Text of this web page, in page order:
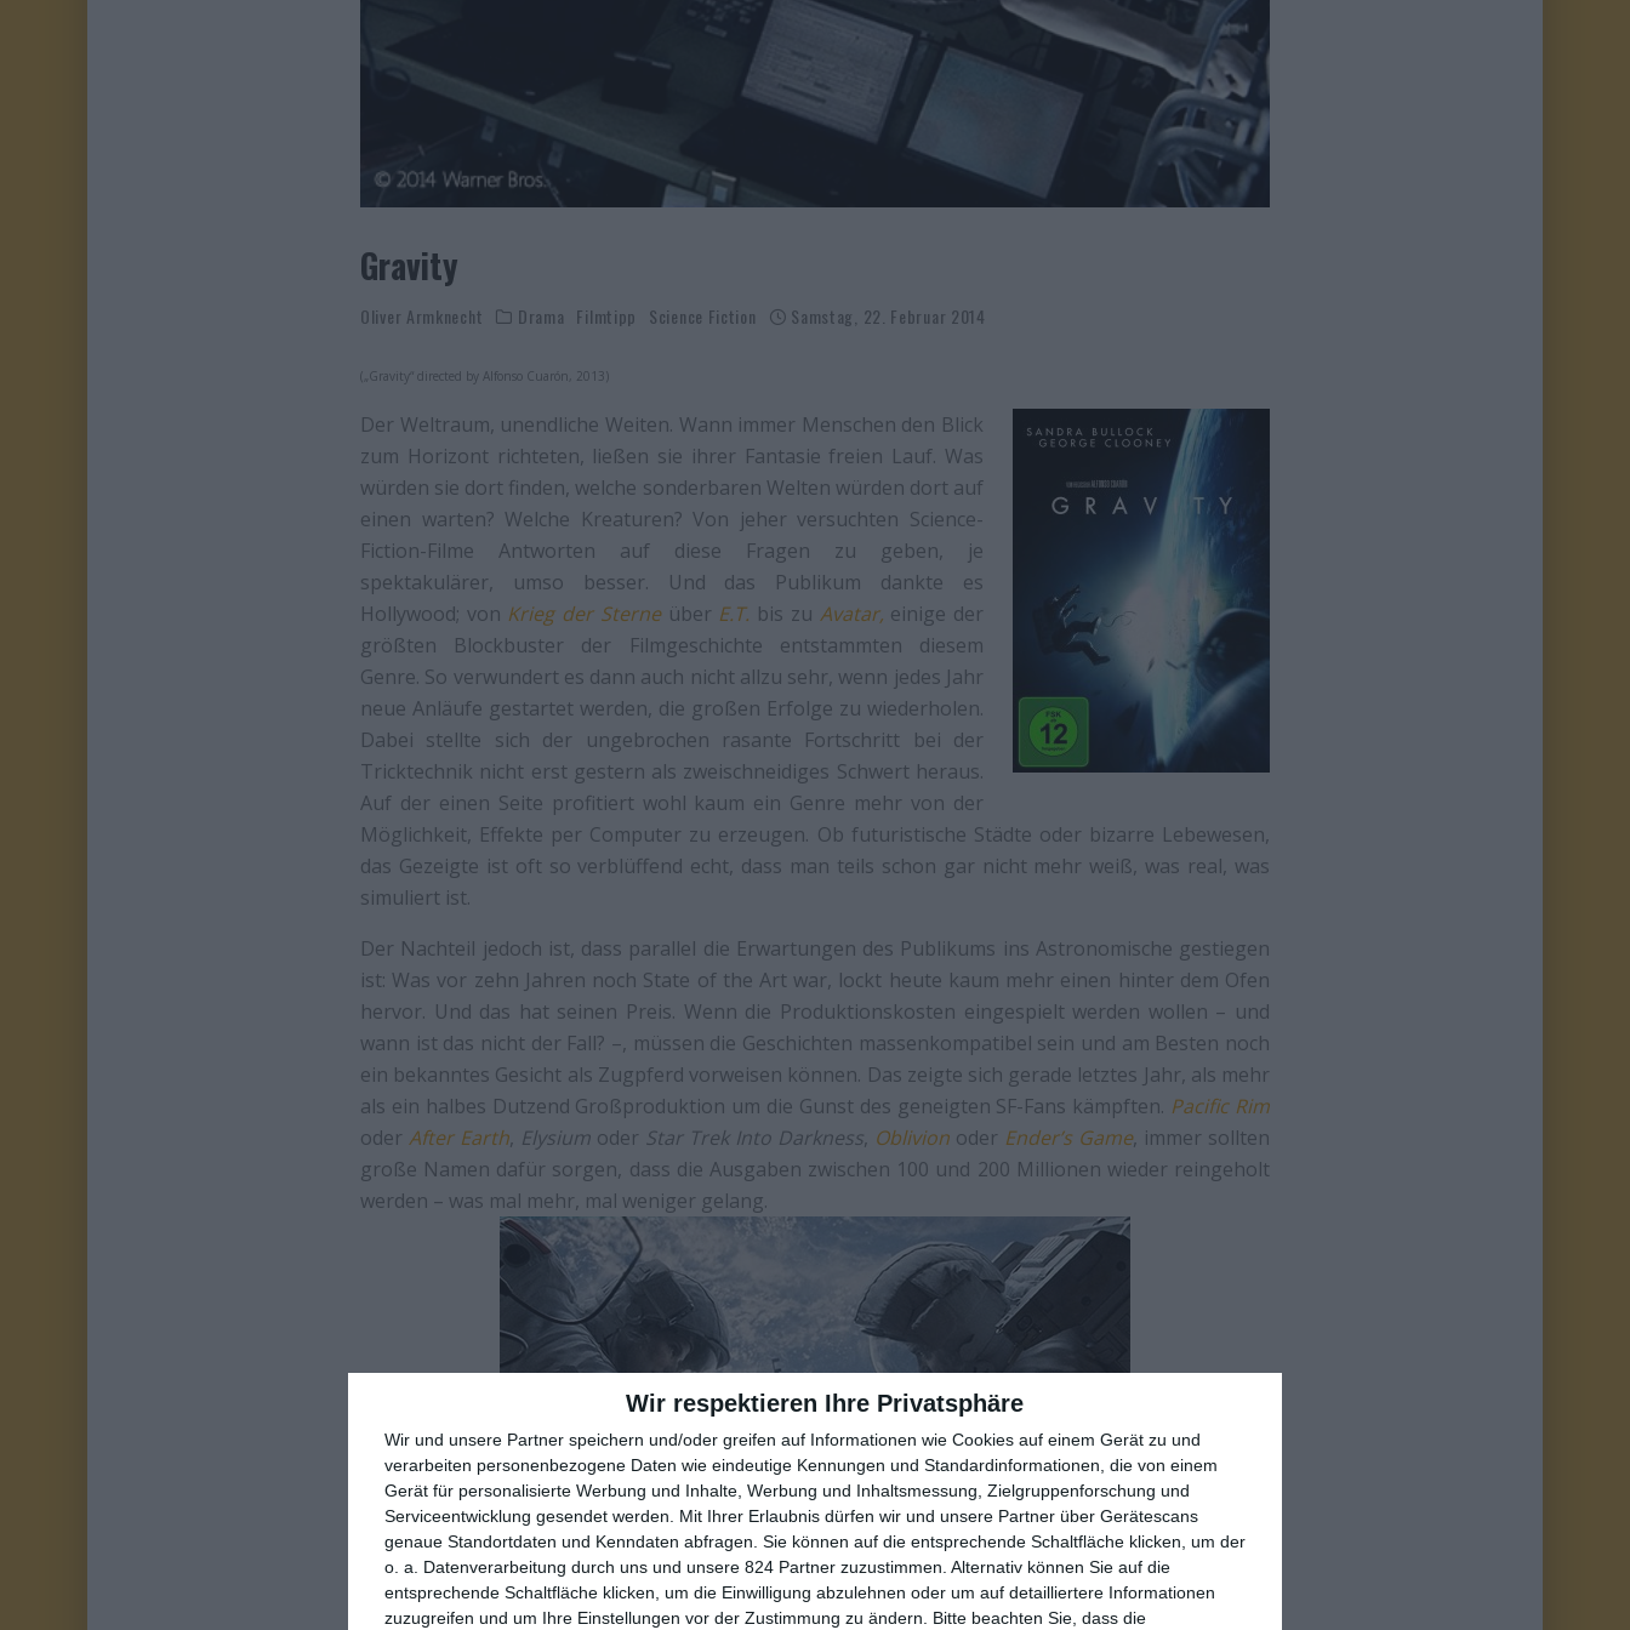
Wir respektieren Ihre Privatsphäre
Wir und unsere Partner speichern und/oder greifen auf Informationen wie Cookies auf einem Gerät zu und
verarbeiten personenbezogene Daten wie eindeutige Kennungen und Standardinformationen, die von einem
Gerät für personalisierte Werbung und Inhalte, Werbung und Inhaltsmessung, Zielgruppenforschung und
Serviceentwicklung gesendet werden.
Mit Ihrer Erlaubnis dürfen wir und unsere Partner über Gerätescans
genaue Standortdaten und Kenndaten abfragen. Sie können auf die entsprechende Schaltfläche klicken, um der
o. a. Datenverarbeitung durch uns und unsere 824 Partner zuzustimmen. Alternativ können Sie auf die
entsprechende Schaltfläche klicken, um die Einwilligung abzulehnen oder um auf detailliertere Informationen
zuzugreifen und um Ihre Einstellungen vor der Zustimmung zu ändern.
Bitte beachten Sie, dass die
Gravity
Oliver Armknecht Drama Filmtipp Science Fiction Samstag, 22. Februar 2014
(„Gravity“ directed by Alfonso Cuarón, 2013)
Der Weltraum, unendliche Weiten. Wann immer Menschen den Blick
zum Horizont richteten, ließen sie ihrer Fantasie freien Lauf. Was
würden sie dort finden, welche sonderbaren Welten würden dort auf
einen warten? Welche Kreaturen? Von jeher versuchten Science-
Fiction-Filme Antworten auf diese Fragen zu geben, je
spektakulärer, umso besser. Und das Publikum dankte es
Hollywood; von Krieg der Sterneüber E.T. bis zu Avatar, einige der
größten Blockbuster der Filmgeschichte entstammten diesem
Genre. So verwundert es dann auch nicht allzu sehr, wenn jedes Jahr
neue Anläufe gestartet werden, die großen Erfolge zu wiederholen.
Dabei stellte sich der ungebrochen rasante Fortschritt bei der
Tricktechnik nicht erst gestern als zweischneidiges Schwert heraus.
Auf der einen Seite profitiert wohl kaum ein Genre mehr von der
Möglichkeit, Effekte per Computer zu erzeugen. Ob futuristische Städte oder bizarre Lebewesen,
das Gezeigte ist oft so verblüffend echt, dass man teils schon gar nicht mehr weiß, was real, was
simuliert ist.
Der Nachteil jedoch ist, dass parallel die Erwartungen des Publikums ins Astronomische gestiegen
ist: Was vor zehn Jahren noch State of the Art war, lockt heute kaum mehr einen hinter dem Ofen
hervor. Und das hat seinen Preis. Wenn die Produktionskosten eingespielt werden wollen – und
wann ist das nicht der Fall? –, müssen die Geschichten massenkompatibel sein und am Besten noch
ein bekanntes Gesicht als Zugpferd vorweisen können. Das zeigte sich gerade letztes Jahr, als mehr
als ein halbes Dutzend Großproduktion um die Gunst des geneigten SF-Fans kämpften. Pacific Rim
oder After Earth, Elysium oder Star Trek Into Darkness, Oblivion oder Ender’s Game, immer sollten
große Namen dafür sorgen, dass die Ausgaben zwischen 100 und 200 Millionen wieder reingeholt
werden – was mal mehr, mal weniger gelang.